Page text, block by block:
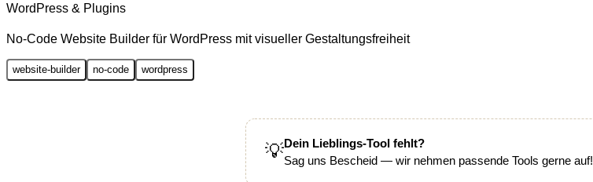
WordPress & Plugins
No-Code Website Builder für WordPress mit visueller Gestaltungsfreiheit
website-builder no-code wordpress
💡Dein Lieblings-Tool fehlt?
Sag uns Bescheid — wir nehmen passende Tools gerne auf!